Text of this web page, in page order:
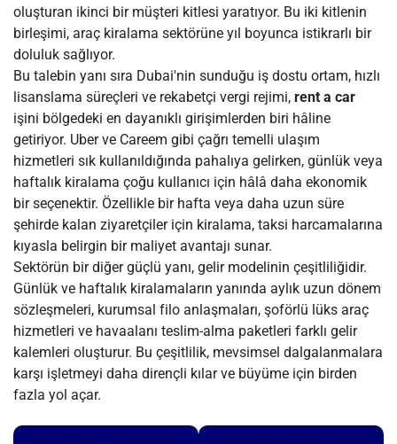
oluşturan ikinci bir müşteri kitlesi yaratıyor. Bu iki kitlenin
birleşimi, araç kiralama sektörüne yıl boyunca istikrarlı bir
doluluk sağlıyor.
Bu talebin yanı sıra Dubai'nin sunduğu iş dostu ortam, hızlı
lisanslama süreçleri ve rekabetçi vergi rejimi, rent a car
işini bölgedeki en dayanıklı girişimlerden biri hâline
getiriyor. Uber ve Careem gibi çağrı temelli ulaşım
hizmetleri sık kullanıldığında pahalıya gelirken, günlük veya
haftalık kiralama çoğu kullanıcı için hâlâ daha ekonomik
bir seçenektir. Özellikle bir hafta veya daha uzun süre
şehirde kalan ziyaretçiler için kiralama, taksi harcamalarına
kıyasla belirgin bir maliyet avantajı sunar.
Sektörün bir diğer güçlü yanı, gelir modelinin çeşitliliğidir.
Günlük ve haftalık kiralamaların yanında aylık uzun dönem
sözleşmeleri, kurumsal filo anlaşmaları, şoförlü lüks araç
hizmetleri ve havaalanı teslim-alma paketleri farklı gelir
kalemleri oluşturur. Bu çeşitlilik, mevsimsel dalgalanmalara
karşı işletmeyi daha dirençli kılar ve büyüme için birden
fazla yol açar.